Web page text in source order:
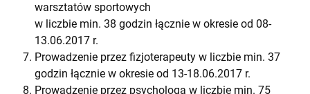
warsztatów sportowych
w liczbie min. 38 godzin łącznie w okresie od 08-
13.06.2017 r.
Prowadzenie przez fizjoterapeuty w liczbie min. 37
godzin łącznie w okresie od 13-18.06.2017 r.
Prowadzenie przez psychologa w liczbie min. 75